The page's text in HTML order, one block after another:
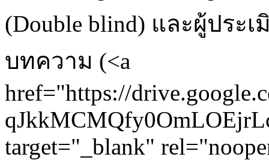
(Double blind) และผู้ประ
บทความ (<a
href="https://
target="_blank"